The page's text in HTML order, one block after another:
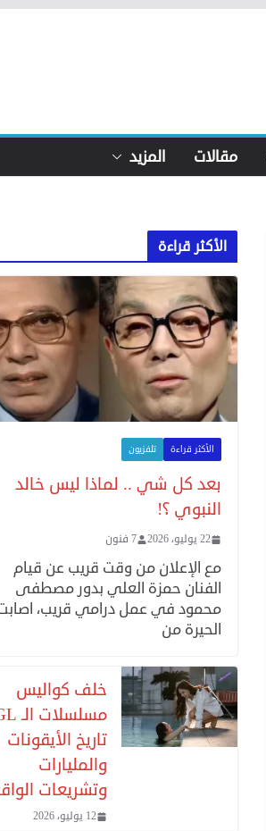
مقالات المزيد
الأكثر قراءة
الأكثر قراءة تلفزيون
بعد كل شي .. لماذا ليس خالد
النبوي ؟!
22 يوليو، 2026 7 فنون
مع الإعلان من وقت قريب عن قيام
الفنان حمزة العلي بدور مصطفى
محمود في عمل درامي قريب،
الحيرة من
خلف كواليس
تاريخ الأيقونات
والمليارات
وتشريعات
12 يوليو، 2026